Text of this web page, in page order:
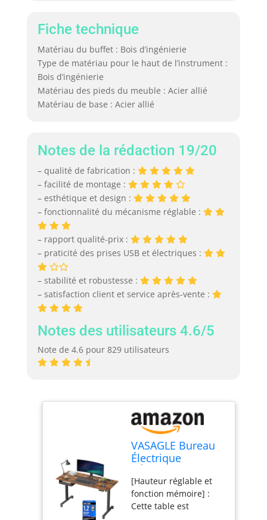
Fiche technique
Matériau du buffet : Bois d’ingénierie
Type de matériau pour le haut de l’instrument :
Bois d’ingénierie
Matériau des pieds du meuble : Acier allié
Matériau de base : Acier allié
Notes de la rédaction 19/20
– qualité de fabrication :
– facilité de montage :
– esthétique et design :
– fonctionnalité du mécanisme réglable :
– rapport qualité-prix :
– praticité des prises USB et électriques :
– stabilité et robustesse :
– satisfaction client et service après-vente :
Notes des utilisateurs 4.6/5
Note de 4.6 pour 829 utilisateurs
VASAGLE Bureau
Électrique
Hauteur, Bureau
Assis-debout,
Surface 60 x 140
[Hauteur réglable et
fonction mémoire] :
Cette table est